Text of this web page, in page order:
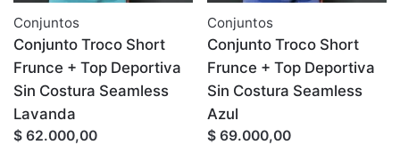
Conjuntos
Conjunto Troco Short
Frunce + Top Deportiva
Sin Costura Seamless
Lavanda
$ 62.000,00
Conjuntos
Conjunto Troco Short
Frunce + Top Deportiva
Sin Costura Seamless
Azul
$ 69.000,00